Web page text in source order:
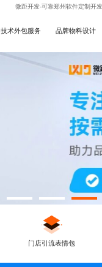
微距开发-可靠郑州软件定制开
技术外包服务 品牌物料设计
门店引流表情包